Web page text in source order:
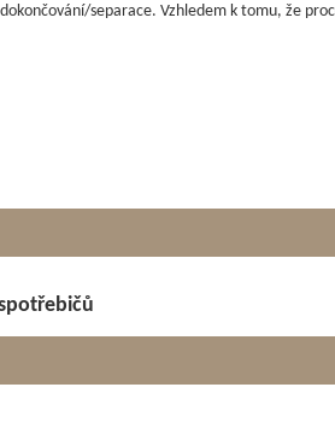
separace. Vzhledem k tomu, že